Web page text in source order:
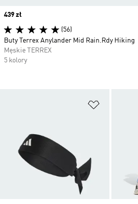
Dodaj do
Price
439 zł
(56)
Buty Terrex Anylander Mid Rain.Rdy Hiking
Męskie TERREX
5 kolory